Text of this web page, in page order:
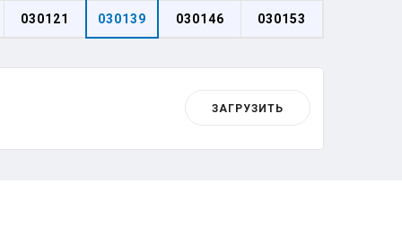
030121 030139 030146 030153
ЗАГРУЗИТЬ